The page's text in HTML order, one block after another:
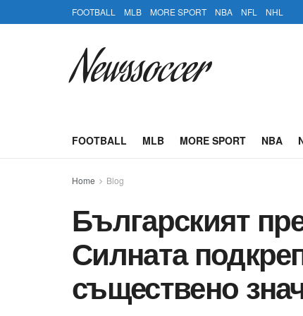
FOOTBALL MLB MORE SPORT NBA NFL NHL
Newssoccer
FOOTBALL MLB MORE SPORT NBA
Home Blog
Българският
Силната
съществено